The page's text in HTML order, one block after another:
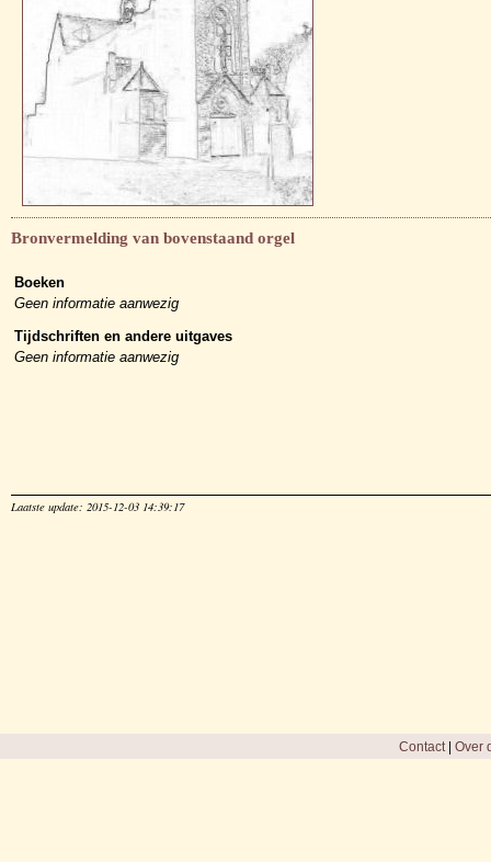
Bronvermelding van bovenstaand orgel
Boeken
Geen informatie aanwezig
Tijdschriften en andere uitgaves
Geen informatie aanwezig
Laatste update: 2015-12-03 14:39:17
Contact| Over